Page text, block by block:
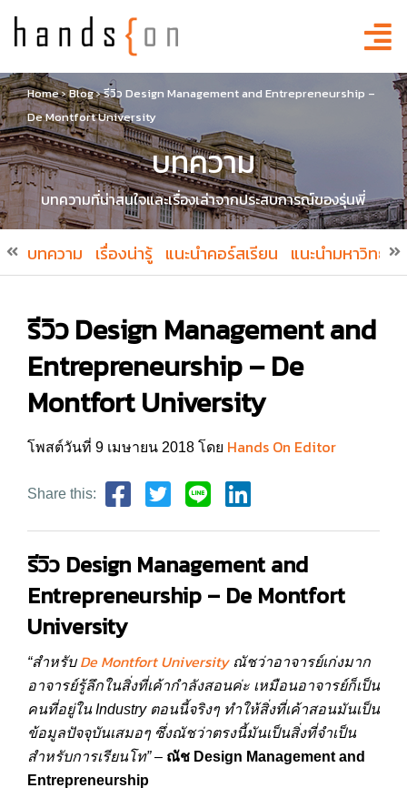
Home›Blog›รีวิว Design Management and Entrepreneurship –
De Montfort University
บทความ
บทความที่น่าสนใจและเรื่องเล่าจากประสบการณ์ของรุ่นพี่
บทความ เรื่องน่ารู้ แนะนำคอร์สเรียน แนะนำมหาวิทยา
รีวิว Design Management and
Entrepreneurship – De
Montfort University
โพสต์วันที่ 9 เมษายน 2018 โดย Hands On Editor
Share this:
รีวิว Design Management and
Entrepreneurship – De Montfort
University
“สำหรับDe Montfort Universityณัชว่าอาจารย์เก่งมาก
อาจารย์รู้ลึกในสิ่งที่เค้ากำลังสอนค่ะ เหมือนอาจารย์ก็เป็น
คนที่อยู่ใน Industry ตอนนี้จริงๆ ทำให้สิ่งที่เค้าสอนมันเป็น
ข้อมูลปัจจุบันเสมอๆ ซึ่งณัชว่าตรงนี้มันเป็นสิ่งที่จำเป็น
สำหรับการเรียนโท”– ณัช Design Management and
Entrepreneurship